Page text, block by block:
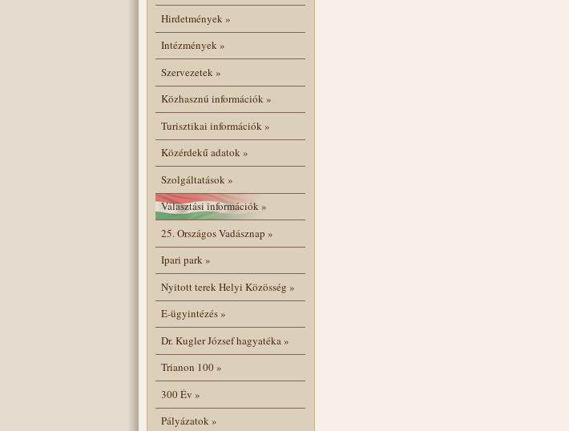
Hirdetmények»
Intézmények»
Szervezetek»
Közhasznú információk»
Turisztikai információk»
Közérdekű adatok»
Szolgáltatások»
Választási információk»
25. Országos Vadásznap »
Ipari park»
Nyitott terek Helyi Közösség »
E-ügyintézés»
Dr. Kugler József hagyatéka»
Trianon 100»
300 Év »
Pályázatok»